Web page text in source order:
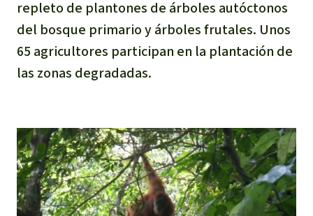
repleto de plantones de árboles autóctonos
del bosque primario y árboles frutales. Unos
65 agricultores participan en la plantación de
las zonas degradadas.